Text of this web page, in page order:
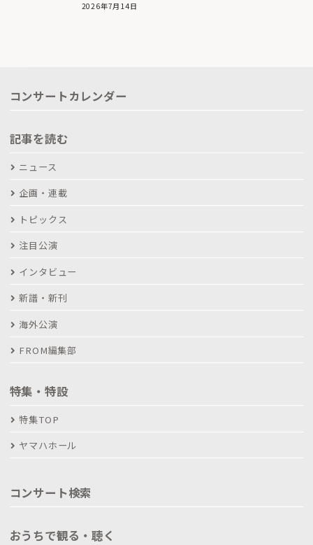
2026年7月14日
コンサートカレンダー
記事を読む
ニュース
企画・連載
トピックス
注目公演
インタビュー
新譜・新刊
海外公演
FROM編集部
特集・特設
特集TOP
ヤマハホール
コンサート検索
おうちで観る・聴く